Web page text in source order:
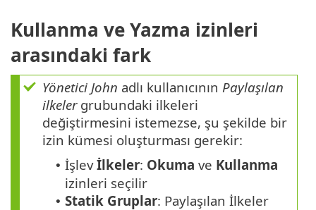
Kullanma ve Yazma izinleri
arasındaki fark
Yönetici John adlı kullanıcının Paylaşılan
ilkelergrubundaki ilkeleri
değiştirmesini istemezse, şu şekilde bir
izin kümesi oluşturması gerekir:
• İşlevİlkeler: Okuma ve Kullanma
izinleri seçilir
• Statik Gruplar: Paylaşılan İlkeler